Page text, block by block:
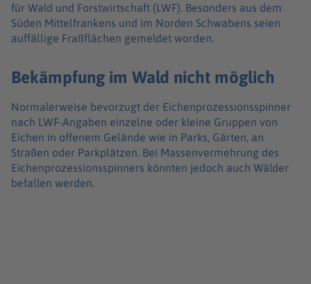
für Wald und Forstwirtschaft (LWF). Besonders aus dem
Süden Mittelfrankens und im Norden Schwabens seien
auffällige Fraßflächen gemeldet worden.
Bekämpfung im Wald nicht möglich
Normalerweise bevorzugt der Eichenprozessionsspinner
nach LWF-Angaben einzelne oder kleine Gruppen von
Eichen in offenem Gelände wie in Parks, Gärten, an
Straßen oder Parkplätzen. Bei Massenvermehrung des
Eichenprozessionsspinners könnten jedoch auch Wälder
befallen werden.